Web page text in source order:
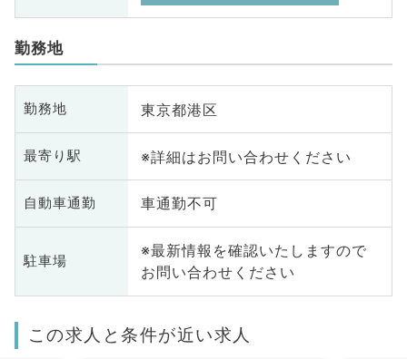
勤務地
勤務地 東京都港区
最寄り駅 ※詳細はお問い合わせください
自動車通勤 車通勤不可
駐車場
※最新情報を確認いたしますので
お問い合わせください
この求人と条件が近い求人